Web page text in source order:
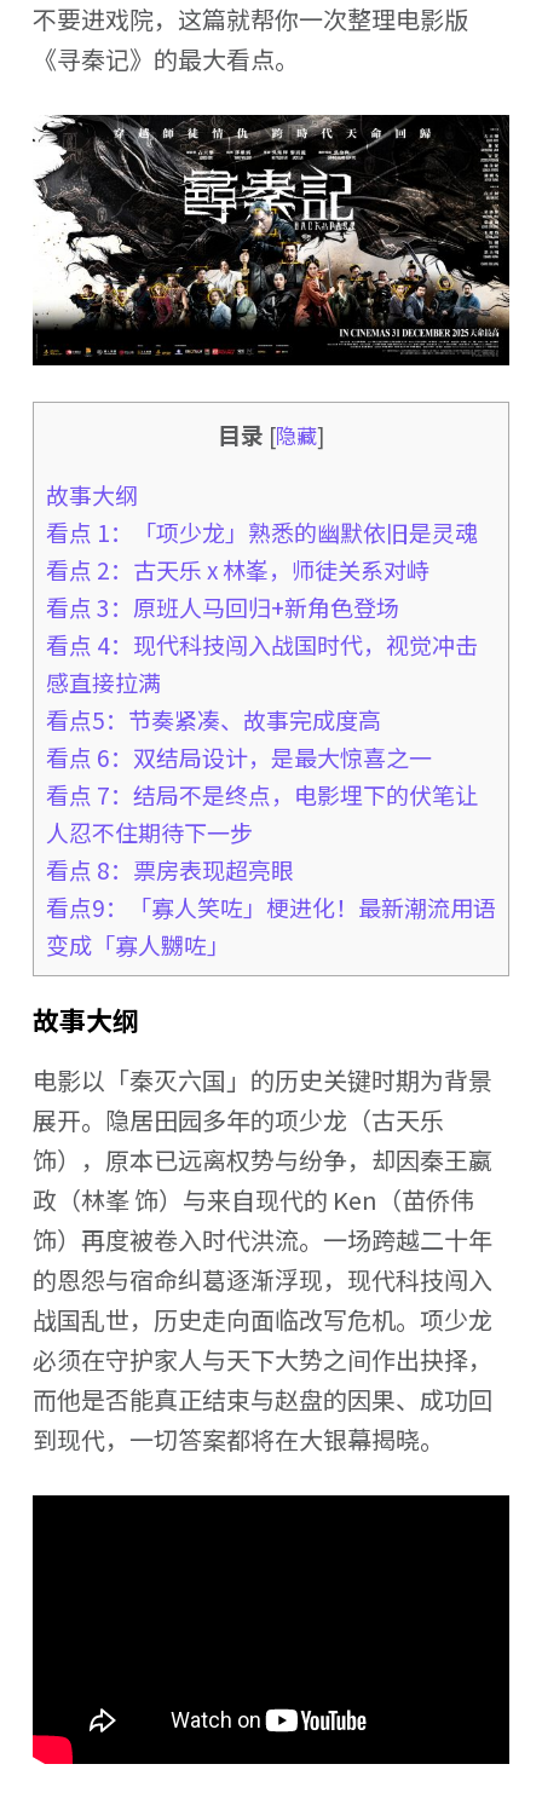
不要进戏院，这篇就帮你一次整理电影版
《寻秦记》的最大看点。
目录 [隐藏]
故事大纲
看点 1：「项少龙」熟悉的幽默依旧是灵魂
看点 2：古天乐 x 林峯，师徒关系对峙
看点 3：原班人马回归+新角色登场
看点 4：现代科技闯入战国时代，视觉冲击
感直接拉满
看点5：节奏紧凑、故事完成度高
看点 6：双结局设计，是最大惊喜之一
看点 7：结局不是终点，电影埋下的伏笔让
人忍不住期待下一步
看点 8：票房表现超亮眼
看点9：「寡人笑咗」梗进化！最新潮流用语
变成「寡人嬲咗」
故事大纲
电影以「秦灭六国」的历史关键时期为背景
展开。隐居田园多年的项少龙（古天乐
饰），原本已远离权势与纷争，却因秦王嬴
政（林峯 饰）与来自现代的 Ken（苗侨伟
饰）再度被卷入时代洪流。一场跨越二十年
的恩怨与宿命纠葛逐渐浮现，现代科技闯入
战国乱世，历史走向面临改写危机。项少龙
必须在守护家人与天下大势之间作出抉择，
而他是否能真正结束与赵盘的因果、成功回
到现代，一切答案都将在大银幕揭晓。